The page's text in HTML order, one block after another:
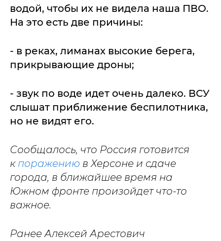
водой, чтобы их не видела наша ПВО.
На это есть две причины:
- в реках, лиманах высокие берега,
прикрывающие дроны;
- звук по воде идет очень далеко. ВСУ
слышат приближение беспилотника,
но не видят его.
Сообщалось, что Россия готовится
к поражению в Херсоне и сдаче
города, в ближайшее время на
Южном фронте произойдет что-то
важное.
Ранее Алексей Арестович